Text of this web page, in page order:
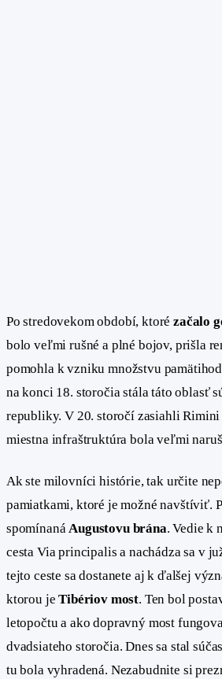
Po stredovekom období, ktorézačalo
bolo veľmi rušné a plné bojov, prišla
pomohla k vzniku množstvu
na konci 18. storočia stála táto oblasť
republiky. V 20. storočí zasiahli
miestna infraštruktúra bola veľmi
Ak ste milovníci histórie, tak určite
pamiatkami, ktoré je možné navštíviť.
spomínanáAugustovu brána. Vedie k
cesta Via principalis a nachádza sa v
tejto ceste sa dostanete aj k ďalšej
ktorou jeTibériov most. Ten bol
letopočtu a ako dopravný most
dvadsiateho storočia. Dnes sa stal
tu bola vyhradená. Nezabudnite si